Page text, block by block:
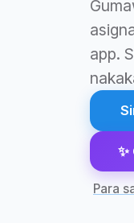
app.
✨
Para